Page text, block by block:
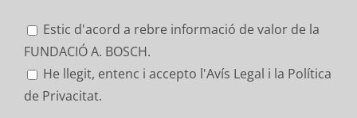
Estic d'acord a rebre informació de valor de la
FUNDACIÓ A. BOSCH.
He llegit, entenc i accepto l'Avís Legal i la Política
de Privacitat.